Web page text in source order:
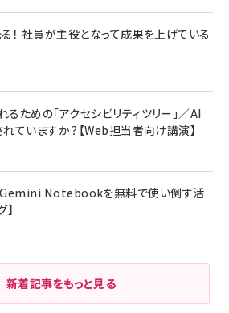
！ 社員が主役となって成果を上げている
ための「アクセシビリティツリー」／AI
ていますか？【Web担当者向け講演】
Gemini Notebookを無料で使い倒す活
新着記事をもっと見る